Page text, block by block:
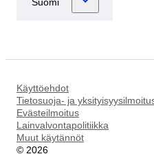
Käyttöehdot
Tietosuoja- ja
Evästeilmoitus
Lainvalvontapolitiikka
Muut käytännöt
© 2026